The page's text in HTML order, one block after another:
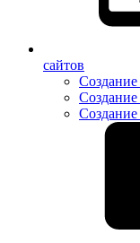
сайтов
Создание
Создание